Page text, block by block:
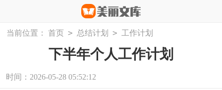
当前位置： 首页 > 总结计划 > 工作计划
下半年个人工作计划
时间：2026-05-28 05:52:12